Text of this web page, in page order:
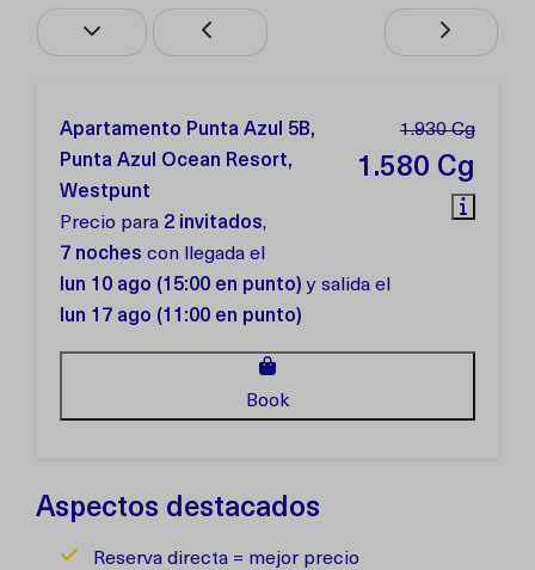
1.930 Cg
1.580 Cg
Apartamento Punta Azul 5B,
Punta Azul Ocean Resort,
Westpunt
Precio para 2 invitados,
7 noches con llegada el
lun 10 ago (15:00 en punto) y salida el
lun 17 ago (11:00 en punto)
Book
Aspectos destacados
Reserva directa = mejor precio